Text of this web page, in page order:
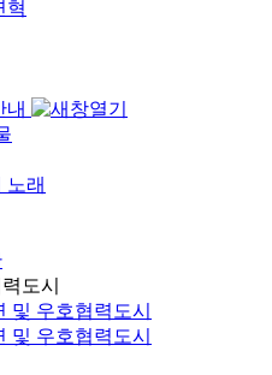
혁
내
노래
도시
및 우호협력도시
및 우호협력도시